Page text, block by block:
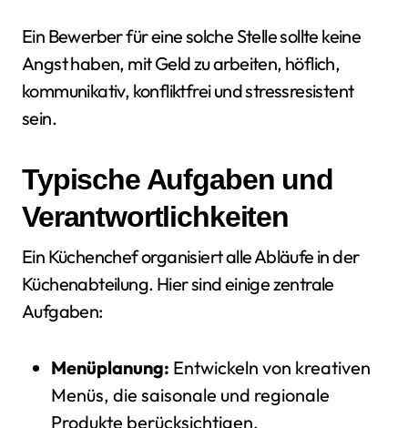
Ein Bewerber für eine solche Stelle sollte keine
Angst haben, mit Geld zu arbeiten, höflich,
kommunikativ, konfliktfrei und stressresistent
sein.
Typische Aufgaben und
Verantwortlichkeiten
Ein Küchenchef organisiert alle Abläufe in der
Küchenabteilung. Hier sind einige zentrale
Aufgaben:
Menüplanung: Entwickeln von kreativen
Menüs, die saisonale und regionale
Produkte berücksichtigen.